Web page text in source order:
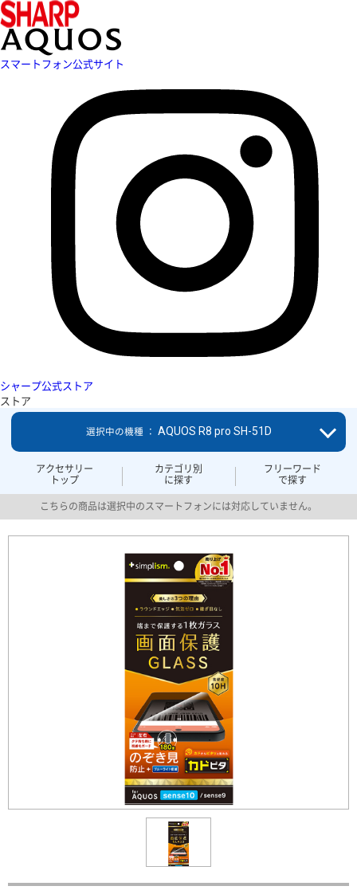
スマートフォン公式サイト
シャープ公式ストア
ストア
アクセサリー
トップ
カテゴリ別
に探す
フリーワード
で探す
選択中の機種 ： AQUOS R8 pro SH-51D
こちらの商品は選択中のスマートフォンには対応していません。